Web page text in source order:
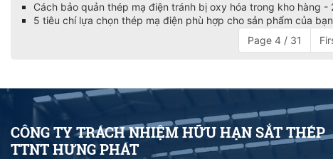
Cách bảo quản thép mạ điện tránh bị oxy hóa trong kho hàng
5 tiêu chí lựa chọn thép mạ điện phù hợp cho sản phẩm của
Page 4 / 31
CÔNG TY TRÁCH NHIỆM HỮU HẠN SẮT THÉP
TTNT HƯNG PHÁT